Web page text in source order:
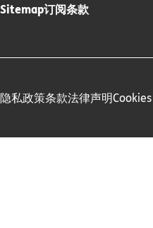
Sitemap订阅条款
隐私政策条款法律声明Cookies